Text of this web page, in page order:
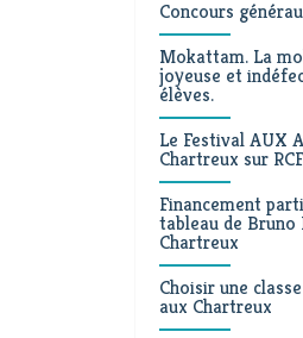
Concours
Mokattam. La
joyeuse et
élèves.
Le Festival AUX
Chartreux sur RCF
Financement
tableau de Bruno
Chartreux
Choisir une
aux Chartreux